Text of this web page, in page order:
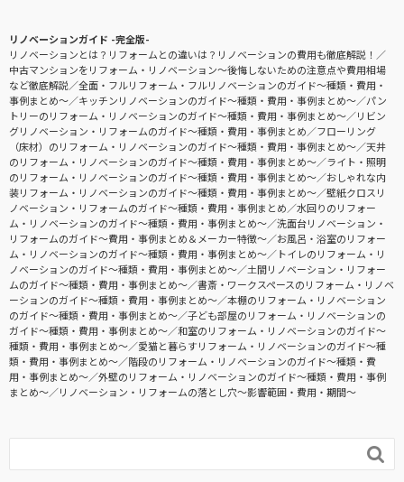
リノベーションガイド -完全版-
リノベーションとは？リフォームとの違いは？リノベーションの費用も徹底解説！
中古マンションをリフォーム・リノベーション〜後悔しないための注意点や費用相場
など徹底解説
全面・フルリフォーム・フルリノベーションのガイド〜種類・費用・
事例まとめ〜
キッチンリノベーションのガイド〜種類・費用・事例まとめ〜
パン
トリーのリフォーム・リノベーションのガイド〜種類・費用・事例まとめ〜
リビン
グリノベーション・リフォームのガイド〜種類・費用・事例まとめ
フローリング
（床材）のリフォーム・リノベーションのガイド〜種類・費用・事例まとめ〜
天井
のリフォーム・リノベーションのガイド〜種類・費用・事例まとめ〜
ライト・照明
のリフォーム・リノベーションのガイド〜種類・費用・事例まとめ〜
おしゃれな内
装リフォーム・リノベーションのガイド〜種類・費用・事例まとめ〜
壁紙クロスリ
ノベーション・リフォームのガイド〜種類・費用・事例まとめ
水回りのリフォー
ム・リノベーションのガイド〜種類・費用・事例まとめ〜
洗面台リノベーション・
リフォームのガイド〜費用・事例まとめ＆メーカー特徴〜
お風呂・浴室のリフォー
ム・リノベーションのガイド〜種類・費用・事例まとめ〜
トイレのリフォーム・リ
ノベーションのガイド〜種類・費用・事例まとめ〜
土間リノベーション・リフォー
ムのガイド〜種類・費用・事例まとめ〜
書斎・ワークスペースのリフォーム・リノベ
ーションのガイド〜種類・費用・事例まとめ〜
本棚のリフォーム・リノベーション
のガイド〜種類・費用・事例まとめ〜
子ども部屋のリフォーム・リノベーションの
ガイド〜種類・費用・事例まとめ〜
和室のリフォーム・リノベーションのガイド〜
種類・費用・事例まとめ〜
愛猫と暮らすリフォーム・リノベーションのガイド〜種
類・費用・事例まとめ〜
階段のリフォーム・リノベーションのガイド〜種類・費
用・事例まとめ〜
外壁のリフォーム・リノベーションのガイド〜種類・費用・事例
まとめ〜
リノベーション・リフォームの落とし穴～影響範囲・費用・期間～
